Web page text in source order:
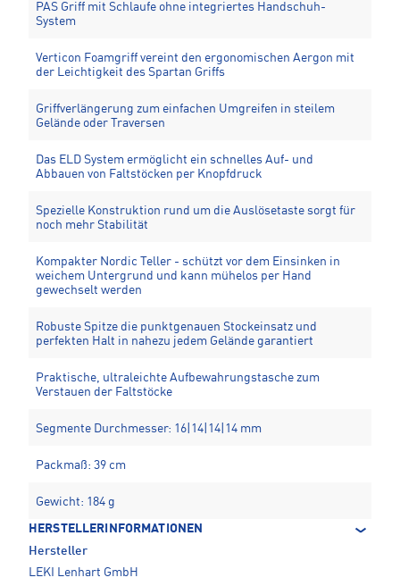
PAS Griff mit Schlaufe ohne integriertes Handschuh-
System
Verticon Foamgriff vereint den ergonomischen Aergon mit
der Leichtigkeit des Spartan Griffs
Griffverlängerung zum einfachen Umgreifen in steilem
Gelände oder Traversen
Das ELD System ermöglicht ein schnelles Auf- und
Abbauen von Faltstöcken per Knopfdruck
Spezielle Konstruktion rund um die Auslösetaste sorgt für
noch mehr Stabilität
Kompakter Nordic Teller - schützt vor dem Einsinken in
weichem Untergrund und kann mühelos per Hand
gewechselt werden
Robuste Spitze die punktgenauen Stockeinsatz und
perfekten Halt in nahezu jedem Gelände garantiert
Praktische, ultraleichte Aufbewahrungstasche zum
Verstauen der Faltstöcke
Segmente Durchmesser: 16|14|14|14 mm
Packmaß: 39 cm
Gewicht: 184 g
HERSTELLERINFORMATIONEN
Hersteller
LEKI Lenhart GmbH